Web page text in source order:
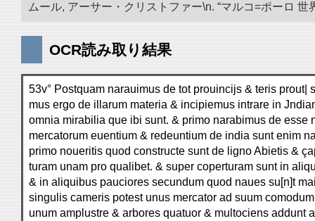
ムール, アーサー・クリストファー\n. “マルコ=ポーロ
OCR読み取り結果
53v° Postquam narauimus de tot prouincijs & teris prout|
mus ergo de illarum materia & incipiemus intrare in
omnia mirabilia que ibi sunt. & primo narabimus de esse
mercatorum euentium & redeuntium de india sunt enim
primo noueritis quod constructe sunt de ligno Abietis &
turam unam pro qualibet. & super coperturam sunt in
& in aliquibus pauciores secundum quod naues su[n]t
singulis cameris potest unus mercator ad suum
unum amplustre & arbores quatuor & multociens addunt